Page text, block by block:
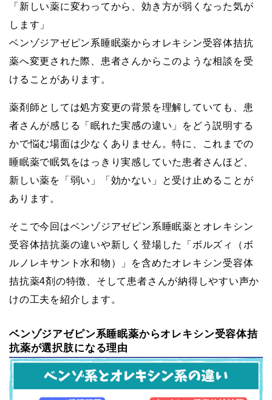
「新しい薬に変わってから、効き方が弱くなった気が
します」
ベンゾジアゼピン系睡眠薬からオレキシン受容体拮抗
薬へ変更された際、患者さんからこのような相談を受
けることがあります。
薬剤師としては処方変更の背景を理解していても、患
者さんが感じる「眠れた実感の違い」をどう説明する
かで悩む場面は少なくありません。特に、これまでの
睡眠薬で眠気をはっきり実感していた患者さんほど、
新しい薬を「弱い」「効かない」と受け止めることが
あります。
そこで今回はベンゾジアゼピン系睡眠薬とオレキシン
受容体拮抗薬の違いや新しく登場した「ボルズィ（ボ
ルノレキサント水和物）」を含めたオレキシン受容体
拮抗薬4剤の特徴、そして患者さんが納得しやすい声か
けの工夫を紹介します。
ベンゾジアゼピン系睡眠薬からオレキシン受容体拮
抗薬が選択肢になる理由